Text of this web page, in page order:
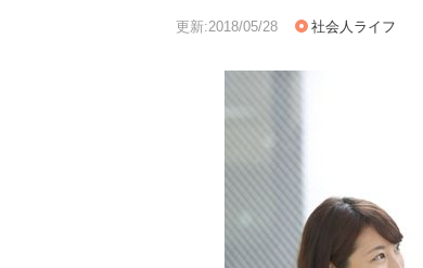
更新:2018/05/28 社会人ライフ